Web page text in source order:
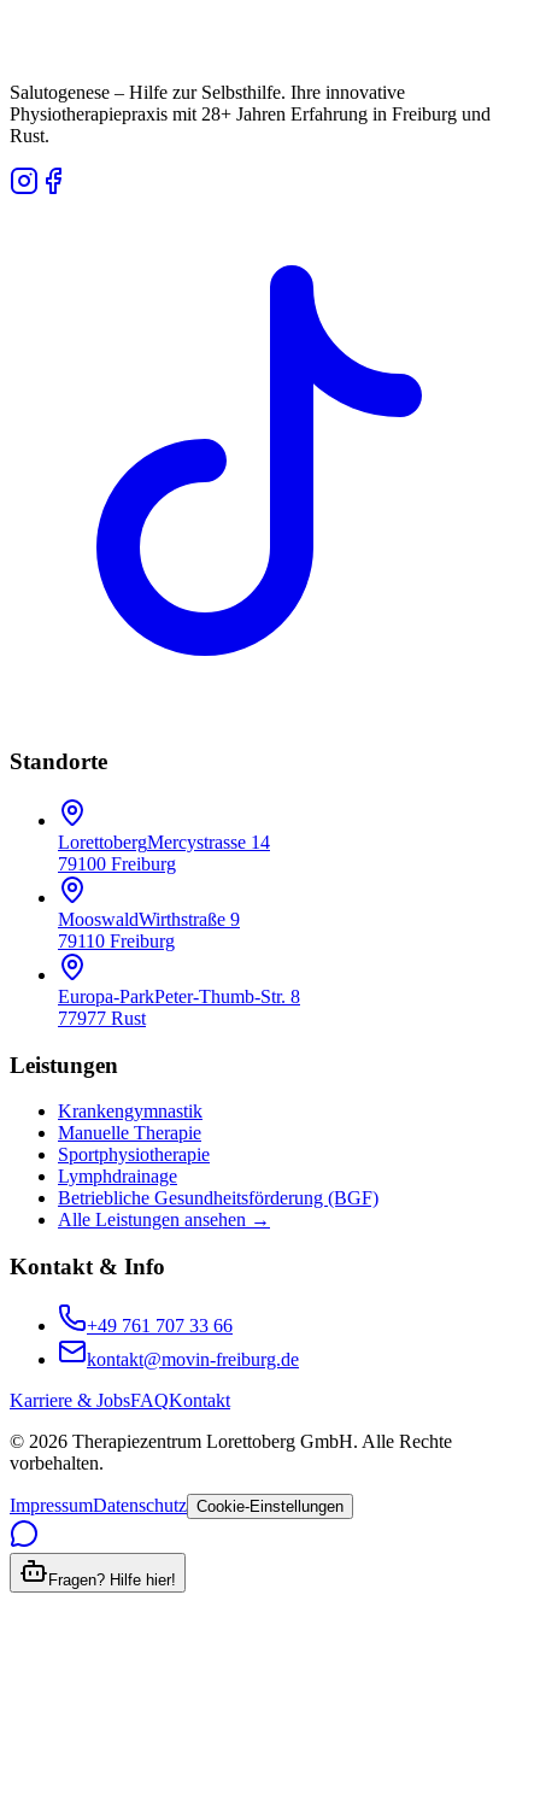
Salutogenese – Hilfe zur Selbsthilfe. Ihre innovative
Physiotherapiepraxis mit28+ Jahren Erfahrung in Freiburg und
Rust.
Standorte
LorettobergMercystrasse 14
79100 Freiburg
MooswaldWirthstraße 9
79110 Freiburg
Europa-ParkPeter-Thumb-Str. 8
77977 Rust
Leistungen
Krankengymnastik
Manuelle Therapie
Sportphysiotherapie
Lymphdrainage
Betriebliche Gesundheitsförderung (BGF)
Alle Leistungen ansehen →
Kontakt & Info
+49 761 707 33 66
kontakt@movin-freiburg.de
Karriere & JobsFAQKontakt
© 2026 Therapiezentrum Lorettoberg GmbH. Alle Rechte
vorbehalten.
ImpressumDatenschutz Cookie-Einstellungen
Fragen? Hilfe hier!